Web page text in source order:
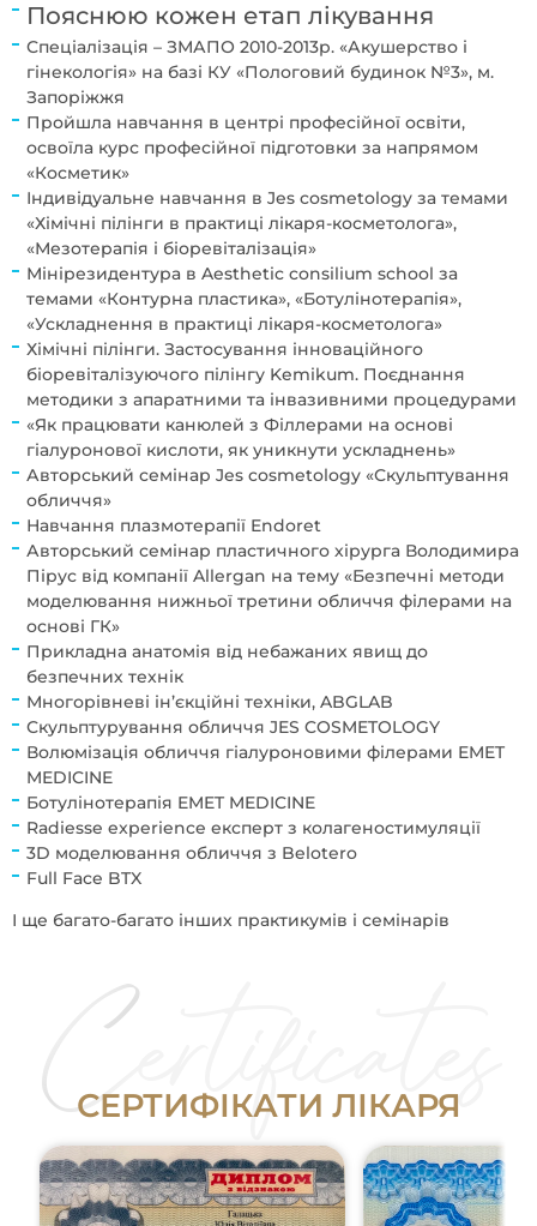
Пояснюю кожен етап лікування
Спеціалізація – ЗМАПО 2010-2013р. «Акушерство і
гінекологія» на базі КУ «Пологовий будинок №3», м.
Запоріжжя
Пройшла навчання в центрі професійної освіти,
освоїла курс професійної підготовки за напрямом
«Косметик»
Індивідуальне навчання в Jes cosmetology за темами
«Хімічні пілінги в практиці лікаря-косметолога»,
«Мезотерапія і біоревіталізація»
Мінірезидентура в Aesthetic consilium school за
темами «Контурна пластика», «Ботулінотерапія»,
«Ускладнення в практиці лікаря-косметолога»
Хімічні пілінги. Застосування інноваційного
біоревіталізуючого пілінгу Kemikum. Поєднання
методики з апаратними та інвазивними процедурами
«Як працювати канюлей з Філлерами на основі
гіалуронової кислоти, як уникнути ускладнень»
Авторський семінар Jes cosmetology «Скульптування
обличчя»
Навчання плазмотерапії Endoret
Авторський семінар пластичного хірурга Володимира
Пірус від компанії Allergan на тему «Безпечні методи
моделювання нижньої третини обличчя філерами на
основі ГК»
Прикладна анатомія від небажаних явищ до
безпечних технік
Многорівневі ін’єкційні техніки, ABGLAB
Скульптурування обличчя JES COSMETOLOGY
Волюмізація обличчя гіалуроновими філерами EMET
MEDICINE
Ботулінотерапія EMET MEDICINE
Radiesse experience експерт з колагеностимуляції
3D моделювання обличчя з Belotero
Full Face BTX
І ще багато-багато інших практикумів і семінарів
СЕРТИФІКАТИ ЛІКАРЯ